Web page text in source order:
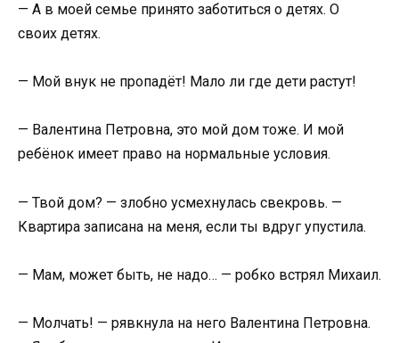
— А в моей семье принято заботиться о детях. О
своих детях.
— Мой внук не пропадёт! Мало ли где дети растут!
— Валентина Петровна, это мой дом тоже. И мой
ребёнок имеет право на нормальные условия.
— Твой дом? — злобно усмехнулась свекровь. —
Квартира записана на меня, если ты вдруг упустила.
— Мам, может быть, не надо… — робко встрял Михаил.
— Молчать! — рявкнула на него Валентина Петровна.